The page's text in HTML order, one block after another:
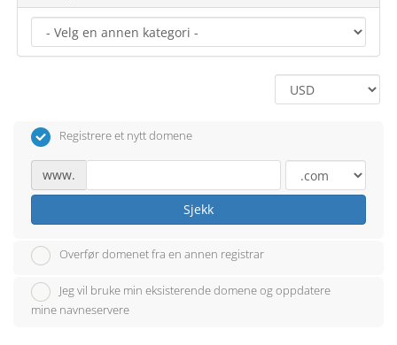
Registrere et nytt domene
www.
Sjekk
Overfør domenet fra en annen registrar
Jeg vil bruke min eksisterende domene og oppdatere
mine navneservere